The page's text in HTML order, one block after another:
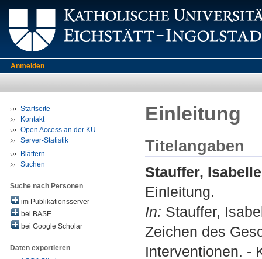
Anmelden
Startseite
Kontakt
Open Access an der KU
Server-Statistik
Blättern
Suchen
Suche nach Personen
im Publikationsserver
bei BASE
bei Google Scholar
Daten exportieren
Einleitung
Titelangaben
Stauffer, Isabelle
Einleitung.
In: Stauffer,
Zeichen des
Interventionen. -